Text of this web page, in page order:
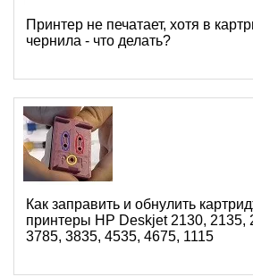
Принтер не печатает, хотя в
чернила - что делать?
Как заправить и обнулить
принтеры HP Deskjet 2130, 2135,
3785, 3835, 4535, 4675, 1115